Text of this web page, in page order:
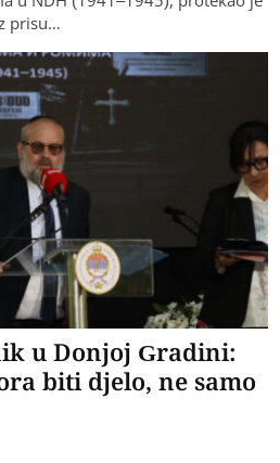
prisu…
u Donjoj Gradini:
biti djelo, ne samo